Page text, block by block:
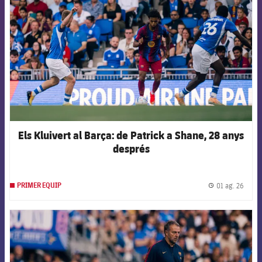
Els Kluivert al Barça: de Patrick a Shane, 28 anys
després
PRIMER EQUIP 01 ag. 26
FCB Barcelona badge